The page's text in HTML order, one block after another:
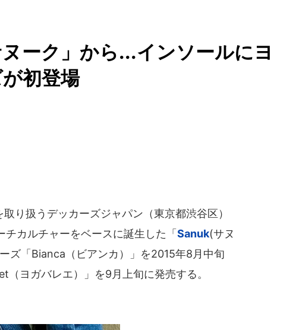
ーク」から...インソールにヨ
初登場
り扱うデッカーズジャパン（東京都渋谷区）
カルチャーをベースに誕生した「 Sanuk(サヌ
ズ「Bianca（ビアンカ）」を2015年8月中旬
ヨガバレエ）」を9月上旬に発売する。